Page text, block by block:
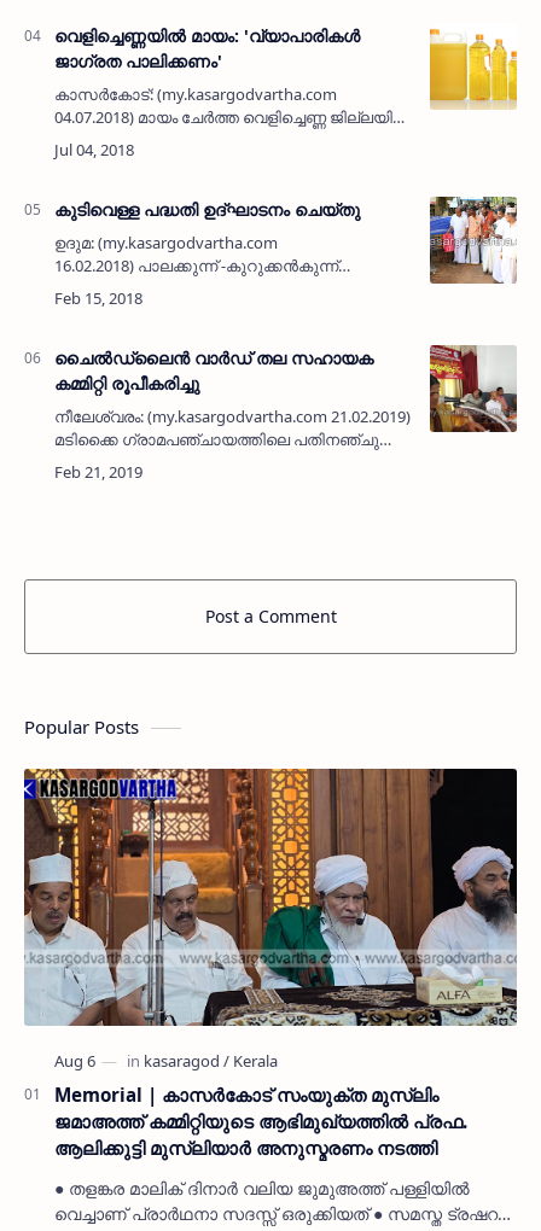
വെളിച്ചെണ്ണയില്‍ മായം: 'വ്യാപാരികള്‍
ജാഗ്രത പാലിക്കണം'
കാസര്‍കോട്: (my.kasargodvartha.com
04.07.2018) മായം ചേര്‍ത്ത വെളിച്ചെണ്ണ ജില്ലയില്‍
വ്യാപകമായ സാഹചര്യത്തില്‍ വെളിച്ചെണ്ണ
വില്‍പനയില്‍ ഭക്ഷ്യധാന്യ വ്യാപാരികള്‍
കുടിവെള്ള പദ്ധതി ഉദ്ഘാടനം ചെയ്തു
ഉദുമ: (my.kasargodvartha.com
16.02.2018) പാലക്കുന്ന് -കുറുക്കന്‍കുന്ന്
കുടിവെള്ള വിതരണ പദ്ധതി പി കരുണാകരന്‍
എംപി ഉദ്ഘാടനം ചെയ്തു. ബ്ലോക്ക്
ചൈല്‍ഡ്‌ലൈന്‍ വാര്‍ഡ് തല സഹായക
കമ്മിറ്റി രൂപീകരിച്ചു
നീലേശ്വരം: (my.kasargodvartha.com 21.02.2019)
മടിക്കൈ ഗ്രാമപഞ്ചായത്തിലെ പതിനഞ്ചു
വാര്‍ഡുകളിലും ചൈല്‍ഡ്‌ലൈന്‍ സഹായക
കമ്മിറ്റി രൂപീകരിച്ചു. ഗ്രാമപഞ്ചായത്ത്
Post a Comment
Popular Posts
Memorial | കാസർകോട് സംയുക്ത മുസ്ലിം
ജമാഅത്ത് കമ്മിറ്റിയുടെ ആഭിമുഖ്യത്തിൽ പ്രഫ.
ആലിക്കുട്ടി മുസ്ലിയാർ അനുസ്മരണം നടത്തി
● തളങ്കര മാലിക് ദിനാർ വലിയ ജുമുഅത്ത് പള്ളിയിൽ
വെച്ചാണ് പ്രാർഥനാ സദസ്സ് ഒരുക്കിയത് ● സമസ്ത ട്രഷറർ